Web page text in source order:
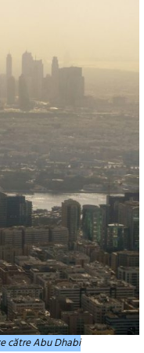
către Abu Dhabi